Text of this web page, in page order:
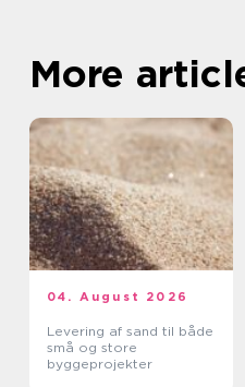
More
04. August 2026
Levering af sand til både
små og store
byggeprojekter